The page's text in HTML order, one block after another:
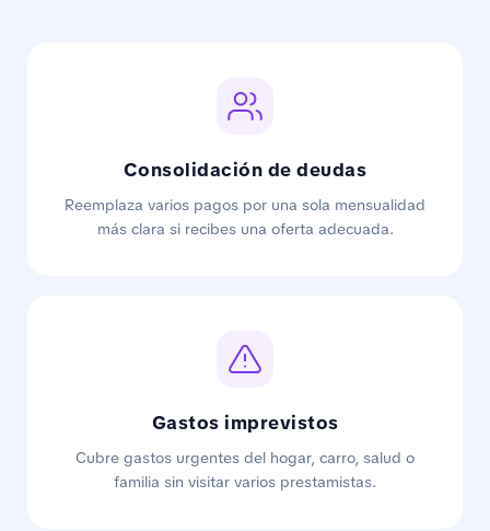
Consolidación de deudas
Reemplaza varios pagos por una sola mensualidad
más clara si recibes una oferta adecuada.
Gastos imprevistos
Cubre gastos urgentes del hogar, carro, salud o
familia sin visitar varios prestamistas.